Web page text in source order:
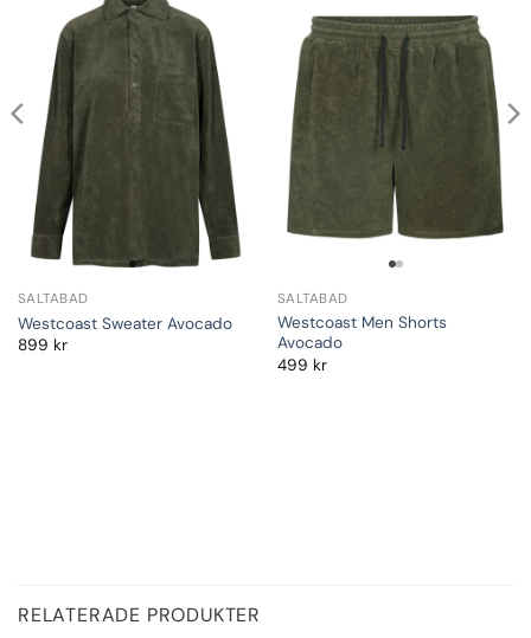
SALTABAD
Westcoast Sweater Avocado
899 kr
SALTABAD
Westcoast Men Shorts
Avocado
499 kr
RELATERADE PRODUKTER